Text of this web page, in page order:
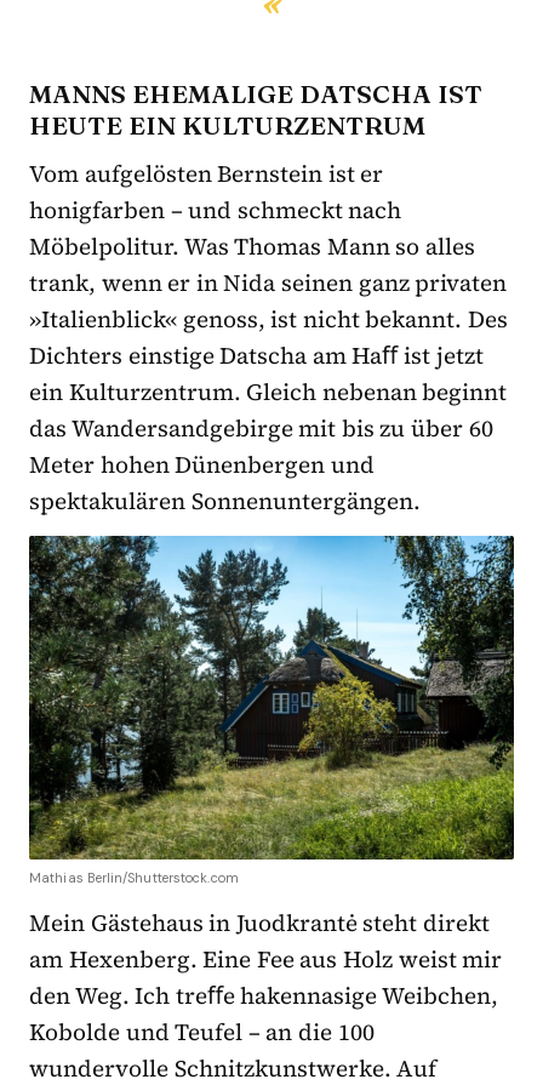
MANNS EHEMALIGE DATSCHA IST
HEUTE EIN KULTURZENTRUM
Vom aufgelösten Bernstein ist er
honigfarben – und schmeckt nach
Möbelpolitur. Was Thomas Mann so alles
trank, wenn er in Nida seinen ganz privaten
»Italienblick« genoss, ist nicht bekannt. Des
Dichters einstige Datscha am Haﬀ ist jetzt
ein Kulturzentrum. Gleich nebenan beginnt
das Wandersandgebirge mit bis zu über 60
Meter hohen Dünenbergen und
spektakulären Sonnenuntergängen.
Mathias Berlin/Shutterstock.com
Mein Gästehaus in Juodkrantė steht direkt
am Hexenberg. Eine Fee aus Holz weist mir
den Weg. Ich treﬀe hakennasige Weibchen,
Kobolde und Teufel – an die 100
wundervolle Schnitzkunstwerke. Auf